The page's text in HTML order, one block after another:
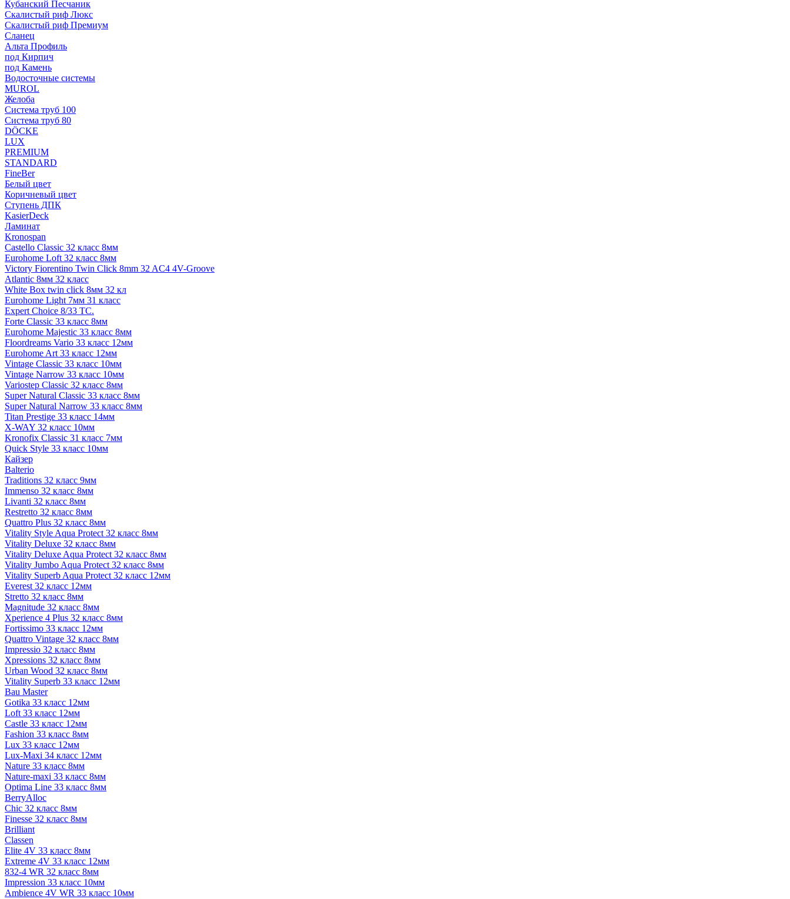
Кубанский Песчаник
Скалистый риф Люкс
Скалистый риф Премиум
Сланец
Альта Профиль
под Кирпич
под Камень
Водосточные системы
MUROL
Желоба
Система труб 100
Система труб 80
DÖCKE
LUX
PREMIUM
STANDARD
FineBer
Белый цвет
Коричневый цвет
Ступень ДПК
KasierDeck
Ламинат
Kronospan
Castello Classic 32 класс 8мм
Eurohome Loft 32 класс 8мм
Victory Fiorentino Twin Click 8mm 32 AC4 4V-Groove
Atlantic 8мм 32 класс
White Box twin click 8мм 32 кл
Eurohome Light 7мм 31 класс
Expert Choice 8/33 TC.
Forte Classic 33 класс 8мм
Eurohome Majestic 33 класс 8мм
Floordreams Vario 33 класс 12мм
Eurohome Art 33 класс 12мм
Vintage Classic 33 класс 10мм
Vintage Narrow 33 класс 10мм
Variostep Classic 32 класс 8мм
Super Natural Classic 33 класс 8мм
Super Natural Narrow 33 класс 8мм
Titan Prestige 33 класс 14мм
X-WAY 32 класс 10мм
Kronofix Classic 31 класс 7мм
Quick Style 33 класс 10мм
Кайзер
Balterio
Traditions 32 класс 9мм
Immenso 32 класс 8мм
Livanti 32 класс 8мм
Restretto 32 класс 8мм
Quattro Plus 32 класс 8мм
Vitality Style Aqua Protect 32 класс 8мм
Vitality Deluxe 32 класс 8мм
Vitality Deluxe Aqua Protect 32 класс 8мм
Vitality Jumbo Aqua Protect 32 класс 8мм
Vitality Superb Aqua Protect 32 класс 12мм
Everest 32 класс 12мм
Stretto 32 класс 8мм
Magnitude 32 класс 8мм
Xperience 4 Plus 32 класс 8мм
Fortissimo 33 класс 12мм
Quattro Vintage 32 класс 8мм
Impressio 32 класс 8мм
Xpressions 32 класс 8мм
Urban Wood 32 класс 8мм
Vitality Superb 33 класс 12мм
Bau Master
Gotika 33 класс 12мм
Loft 33 класс 12мм
Castle 33 класс 12мм
Fashion 33 класс 8мм
Lux 33 класс 12мм
Lux-Maxi 34 класс 12мм
Nature 33 класс 8мм
Nature-maxi 33 класс 8мм
Optima Line 33 класс 8мм
BerryAlloc
Chic 32 класс 8мм
Finesse 32 класс 8мм
Brilliant
Classen
Elite 4V 33 класс 8мм
Extreme 4V 33 класс 12мм
832-4 WR 32 класс 8мм
Impression 33 класс 10мм
Ambience 4V WR 33 класс 10мм